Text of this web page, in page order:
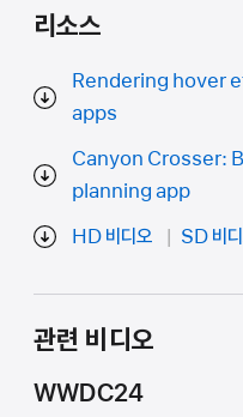
리소스
Rendering hover
apps
Canyon Crosser:
planning app
HD 비디오
SD 비
관련 비디오
WWDC24